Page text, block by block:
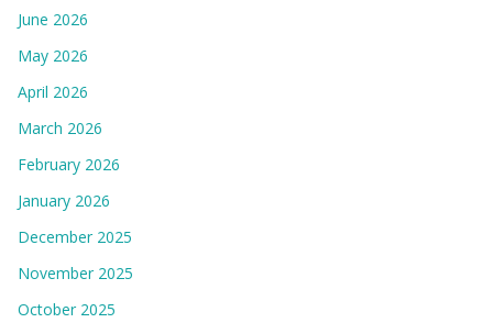
June 2026
May 2026
April 2026
March 2026
February 2026
January 2026
December 2025
November 2025
October 2025